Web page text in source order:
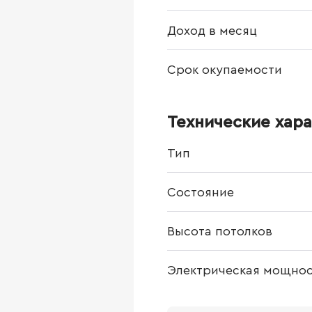
Доход в месяц
Срок окупаемости
Технические
Тип
Состояние
Высота потолков
Электрическая